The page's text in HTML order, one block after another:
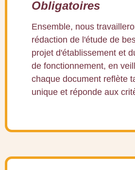
Obligatoires
Ensemble, nous
rédaction de l'étude de
projet d'établissement et
de fonctionnement, en
chaque document reflète
unique et réponde aux